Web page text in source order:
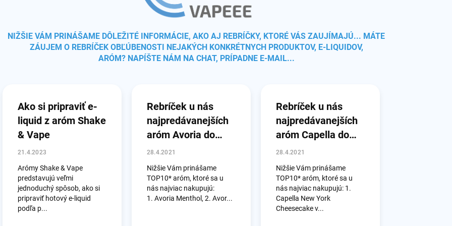
NIŽŠIE VÁM PRINÁŠAME DÔLEŽITÉ INFORMÁCIE, AKO AJ REBRÍČKY, KTORÉ VÁS ZAUJÍMAJÚ... MÁTE
ZÁUJEM O REBRÍČEK OBĽÚBENOSTI NEJAKÝCH KONKRÉTNYCH PRODUKTOV, E-LIQUIDOV,
ARÓM? NAPÍŠTE NÁM NA CHAT, PRÍPADNE E-MAIL...
Ako si pripraviť e-
liquid z aróm Shake
& Vape
21.4.2023
Arómy Shake & Vape
predstavujú veľmi
jednoduchý spôsob, ako si
pripraviť hotový e-liquid
podľa p...
Rebríček u nás
najpredávanejších
aróm Avoria do
marca 2021
28.4.2021
Nižšie Vám prinášame
TOP10* aróm, ktoré sa u
nás najviac nakupujú:
1. Avoria Menthol, 2. Avor...
Rebríček u nás
najpredávanejších
aróm Capella do
marca 2021
28.4.2021
Nižšie Vám prinášame
TOP10* aróm, ktoré sa u
nás najviac nakupujú: 1.
Capella New York
Cheesecake v...